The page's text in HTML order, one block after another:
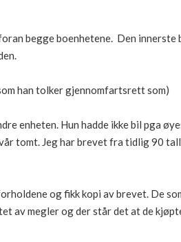
begge boenhetene. Den innerste
han tolker gjennomfartsrett som)
enheten. Hun hadde ikke bil pga
tomt. Jeg har brevet fra tidlig 90
og fikk kopi av brevet. De
av megler og der står det at de